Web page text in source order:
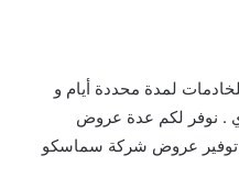
لمدة محددة أيام و
. نوفر لكم عدة عروض
توفير عروض شركة سماسكو